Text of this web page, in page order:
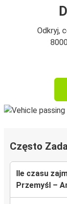
Odkryj,
Często
Ile czasu
Przemyśl –